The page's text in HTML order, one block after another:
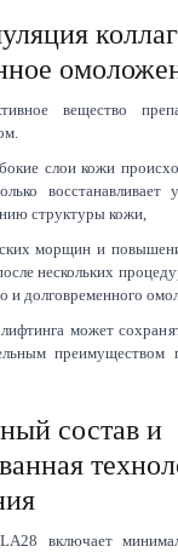
вещество
слои кожи
структуры кожи,
морщин и
нескольких
и долговременного
может
состав и
включает